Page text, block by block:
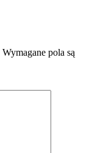
Wymagane pola są